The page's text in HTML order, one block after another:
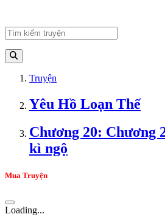
Truyện
Yêu Hồ Loạn Thế
Chương 20: Chương
kì ngộ
Mua Truyện
Loading...